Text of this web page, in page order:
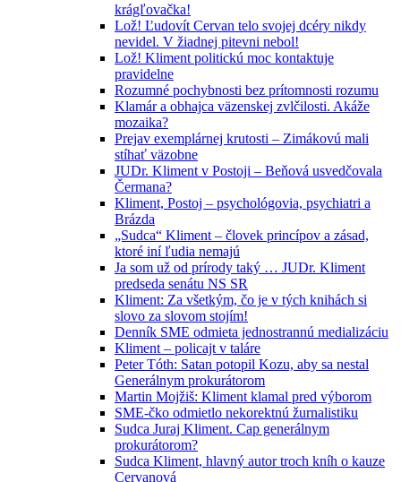
krágľovačka!
Lož! Ľudovít Cervan telo svojej dcéry nikdy
nevidel. V žiadnej pitevni nebol!
Lož! Kliment politickú moc kontaktuje
pravidelne
Rozumné pochybnosti bez prítomnosti rozumu
Klamár a obhajca väzenskej zvlčilosti. Akáže
mozaika?
Prejav exemplárnej krutosti – Zimákovú mali
stíhať väzobne
JUDr. Kliment v Postoji – Beňová usvedčovala
Čermana?
Kliment, Postoj – psychológovia, psychiatri a
Brázda
„Sudca“ Kliment – človek princípov a zásad,
ktoré iní ľudia nemajú
Ja som už od prírody taký … JUDr. Kliment
predseda senátu NS SR
Kliment: Za všetkým, čo je v tých knihách si
slovo za slovom stojím!
Denník SME odmieta jednostrannú medializáciu
Kliment – policajt v taláre
Peter Tóth: Satan potopil Kozu, aby sa nestal
Generálnym prokurátorom
Martin Mojžiš: Kliment klamal pred výborom
SME-čko odmietlo nekorektnú žurnalistiku
Sudca Juraj Kliment. Cap generálnym
prokurátorom?
Sudca Kliment, hlavný autor troch kníh o kauze
Cervanová